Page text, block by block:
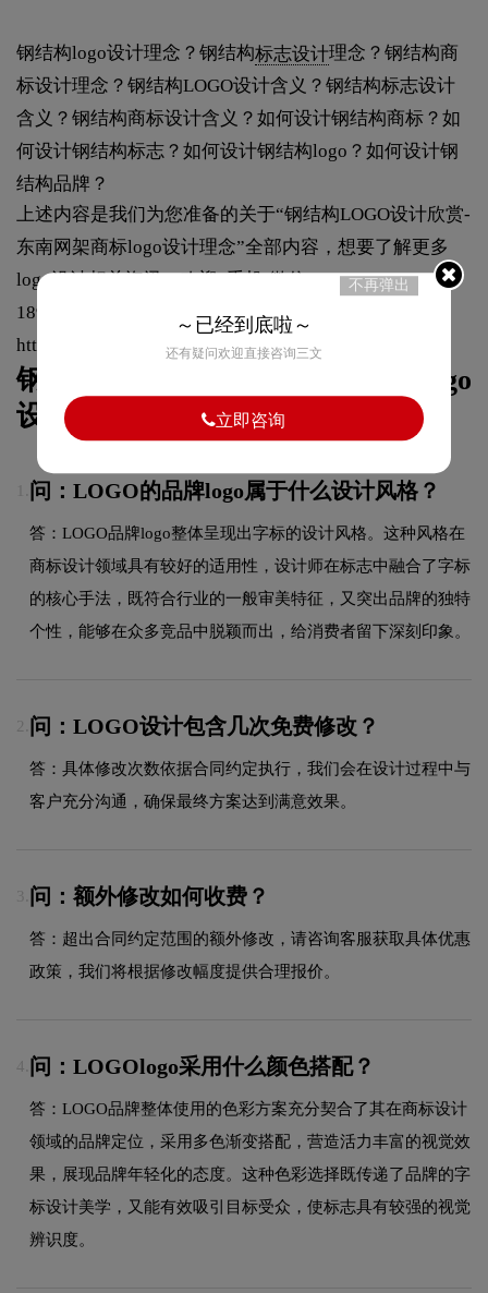
钢结构logo设计理念？钢结构标志设计理念？钢结构商
标设计理念？钢结构LOGO设计含义？钢结构标志设计
含义？钢结构商标设计含义？如何设计钢结构商标？如
何设计钢结构标志？如何设计钢结构logo？如何设计钢
结构品牌？
上述内容是我们为您准备的关于“钢结构LOGO设计欣赏-
东南网架商标logo设计理念”全部内容，想要了解更多
logo设计相关资讯，欢迎“手机/微信：135 0150 2207、
189 2886 8550”联系我们，或者收藏或者关注本网站
https://logo9.net
，我们会持续更新内容。
钢结构LOGO设计-东南网架品牌logo
设计含义常见问题FAQ
问：LOGO的品牌logo属于什么设计风格？
答：LOGO品牌logo整体呈现出字标的设计风格。这种风格在
商标设计领域具有较好的适用性，设计师在标志中融合了字标
的核心手法，既符合行业的一般审美特征，又突出品牌的独特
个性，能够在众多竞品中脱颖而出，给消费者留下深刻印象。
2. 问：LOGO设计包含几次免费修改？
答：具体修改次数依据合同约定执行，我们会在设计过程中与
客户充分沟通，确保最终方案达到满意效果。
3. 问：额外修改如何收费？
答：超出合同约定范围的额外修改，请咨询客服获取具体优惠
政策，我们将根据修改幅度提供合理报价。
4. 问：LOGOlogo采用什么颜色搭配？
答：LOGO品牌整体使用的色彩方案充分契合了其在商标设计
领域的品牌定位，采用多色渐变搭配，营造活力丰富的视觉效
果，展现品牌年轻化的态度。这种色彩选择既传递了品牌的字
标设计美学，又能有效吸引目标受众，使标志具有较强的视觉
辨识度。
不再弹出
～已经到底啦～
还有疑问欢迎直接咨询三文
立即咨询